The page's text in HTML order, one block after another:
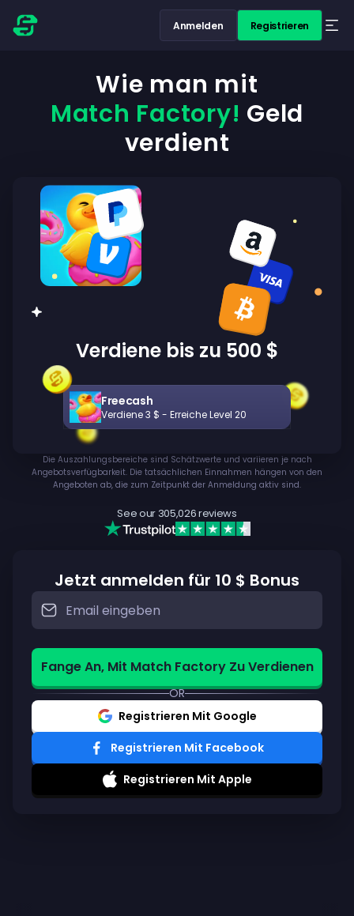
Anmelden Registrieren
Wie man mit
Match Factory! Geld
verdient
Verdiene bis zu 500 $
Freecash
Verdiene 3 $ - Erreiche Level 20
Die Auszahlungsbereiche sind Schätzwerte und variieren je nach
Angebotsverfügbarkeit. Die tatsächlichen Einnahmen hängen von den
Angeboten ab, die zum Zeitpunkt der Anmeldung aktiv sind.
See our 305,026reviews
Jetzt anmelden für 10 $ Bonus
Fange An, Mit Match Factory Zu Verdienen
OR
Registrieren Mit Google
Registrieren Mit Facebook
Registrieren Mit Apple